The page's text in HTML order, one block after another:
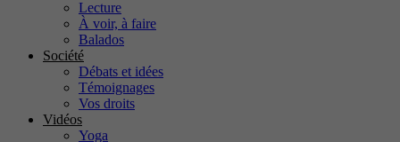
Lecture
À voir, à faire
Balados
Société
Débats et idées
Témoignages
Vos droits
Vidéos
Yoga